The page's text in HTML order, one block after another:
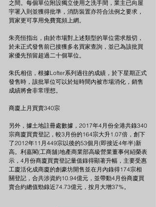
之間。每個單位附設獨立使用之洗手間，業主已向屋
宇署入則並獲得批準，消防裝置亦符合法例之要求，
買家更可享用免費寬頻上網。
朱亮恒指出，由於市場對上述類型的單位需求殷切，
於未正式發售前已接獲多名買家查詢，並已為該批買
家優先預留超過二十個單位。
朱氏相信，根據Lofter系列過往的成績，於下星期正式
發售時，該批單位可以於短時間內被市場消化，銷售
成績將會非常理想。
商廈上月買賣340宗
另外，據土地註冊處數據，2017年4月份全港共錄340
宗商廈買賣登記，較3月份的164宗大升1.07倍，創下
了2012年11月449宗以後的53個月(即接近4年半)新
高。利嘉閣(工商舖)地產商業部高級營業董事何紹榮表
示，4月份商廈買賣登記量值錄得顯著升幅，主要受惠
工廈活化成商廈的創豪坊開售並在月內錄得174宗相
關登記，合共涉資約10.94億元，並帶動4月份商廈買
賣合約總值勁錄近74.73億元，按月大增37%。